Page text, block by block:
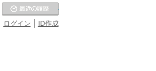
ID作成
ログイン
お気に入りの温泉